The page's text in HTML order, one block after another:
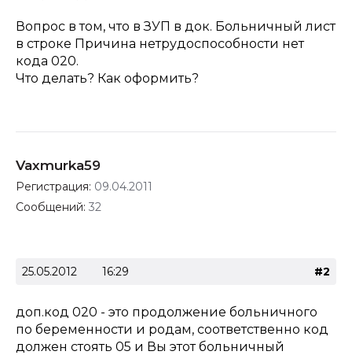
Вопрос в том, что в ЗУП в док. Больничный лист
в строке Причина нетрудоспособности нет
кода 020.
Что делать? Как оформить?
Vaxmurka59
Регистрация: 09.04.2011
Сообщений: 32
25.05.2012 16:29 #2
доп.код 020 - это продолжение больничного
по беременности и родам, соответственно код
должен стоять 05 и Вы этот больничный